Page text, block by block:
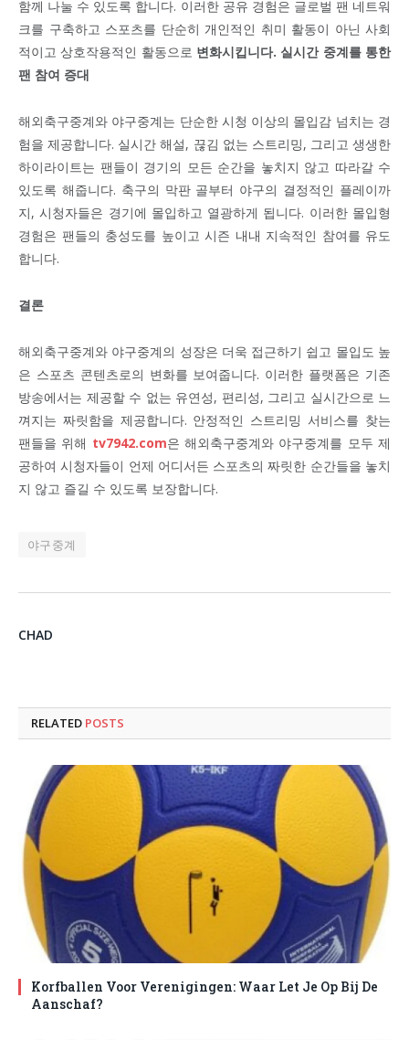
함께 나눌 수 있도록 합니다. 이러한 공유 경험은 글로벌 팬 네트워
크를 구축하고 스포츠를 단순히 개인적인 취미 활동이 아닌 사회
적이고 상호작용적인 활동으로 변화시킵니다. 실시간 중계를 통한
팬 참여 증대
해외축구중계와 야구중계는 단순한 시청 이상의 몰입감 넘치는 경
험을 제공합니다. 실시간 해설, 끊김 없는 스트리밍, 그리고 생생한
하이라이트는 팬들이 경기의 모든 순간을 놓치지 않고 따라갈 수
있도록 해줍니다. 축구의 막판 골부터 야구의 결정적인 플레이까
지, 시청자들은 경기에 몰입하고 열광하게 됩니다. 이러한 몰입형
경험은 팬들의 충성도를 높이고 시즌 내내 지속적인 참여를 유도
합니다.
결론
해외축구중계와 야구중계의 성장은 더욱 접근하기 쉽고 몰입도 높
은 스포츠 콘텐츠로의 변화를 보여줍니다. 이러한 플랫폼은 기존
방송에서는 제공할 수 없는 유연성, 편리성, 그리고 실시간으로 느
껴지는 짜릿함을 제공합니다. 안정적인 스트리밍 서비스를 찾는
팬들을 위해 tv7942.com은 해외축구중계와 야구중계를 모두 제
공하여 시청자들이 언제 어디서든 스포츠의 짜릿한 순간들을 놓치
지 않고 즐길 수 있도록 보장합니다.
야구중계
CHAD
RELATED POSTS
Korfballen Voor Verenigingen: Waar Let Je Op Bij De
Aanschaf?